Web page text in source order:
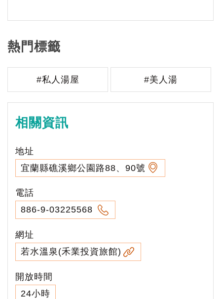
熱門標籤
#私人湯屋 #美人湯
相關資訊
地址
宜蘭縣礁溪鄉公園路88、90號
電話
886-9-03225568
網址
若水溫泉(禾業投資旅館)
開放時間
24小時